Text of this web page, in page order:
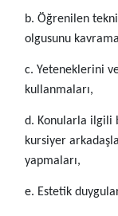
b. Öğrenilen
olgusunu
c. Yeteneklerini
kullanmaları,
d. Konularla ilgili
kursiyer
yapmaları,
e. Estetik